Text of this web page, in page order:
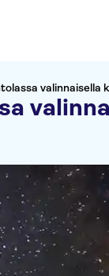
valinnaisella